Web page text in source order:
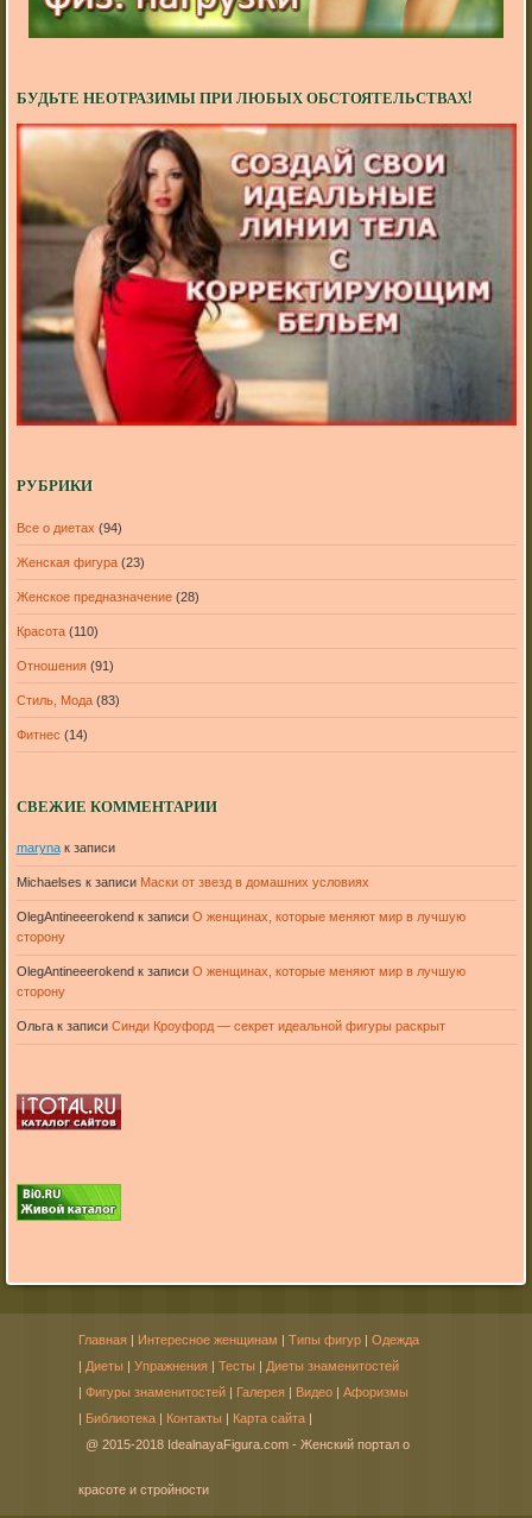
БУДЬТЕ НЕОТРАЗИМЫ ПРИ ЛЮБЫХ ОБСТОЯТЕЛЬСТВАХ!
РУБРИКИ
Все о диетах (94)
Женская фигура(23)
Женское предназначение(28)
Красота(110)
Отношения(91)
Стиль, Мода(83)
Фитнес (14)
СВЕЖИЕ КОММЕНТАРИИ
marynaк записи
Michaelses к записи Маски от звезд в домашних условиях
OlegAntineeerokend к записи О женщинах, которые меняют мир в лучшую
сторону
OlegAntineeerokend к записи О женщинах, которые меняют мир в лучшую
сторону
Ольгак записи Синди Кроуфорд — секрет идеальной фигуры раскрыт
Главная | Интересное женщинам | Типы фигур | Одежда
| Диеты | Упражнения | Тесты | Диеты знаменитостей
| Фигуры знаменитостей | Галерея | Видео | Афоризмы
| Библиотека | Контакты | Карта сайта |
@ 2015-2018 IdealnayaFigura.com - Женский портал о
красоте и стройности